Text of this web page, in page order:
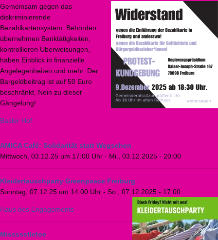
Gemeinsam gegen das
diskriminierende
Bezahlkartensystem. Behörden
übernehmen Banktätigkeiten,
kontrollieren Überweisungen,
haben Einblick in finanzielle
Angelegenheiten und mehr. Der
Bargeldbeitrag ist auf 50 Euro
beschränkt. Nein zu dieser
Gängelung!
Basler Hof
AMICA Café: Solidarität statt Wegsehen
Mittwoch, 03.12.25 um 17:00 Uhr - Mi., 03.12.2025 - 20:00
Kleidertauschparty Greenpeace Freiburg
Sonntag, 07.12.25 um 14:00 Uhr - So., 07.12.2025 - 17:00
Haus des Engagements
Missssstletoe